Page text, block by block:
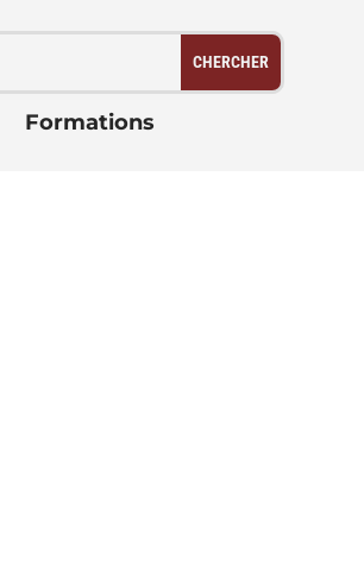
Formations